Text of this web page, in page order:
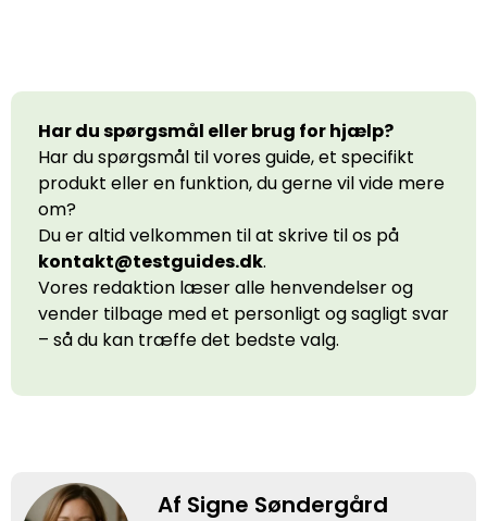
Har du spørgsmål eller brug for hjælp?
Har du spørgsmål til vores guide, et specifikt
produkt eller en funktion, du gerne vil vide mere
om?
Du er altid velkommen til at skrive til os på
kontakt@testguides.dk.
Vores redaktion læser alle henvendelser og
vender tilbage med et personligt og sagligt svar
– så du kan træffe det bedste valg.
Af Signe Søndergård